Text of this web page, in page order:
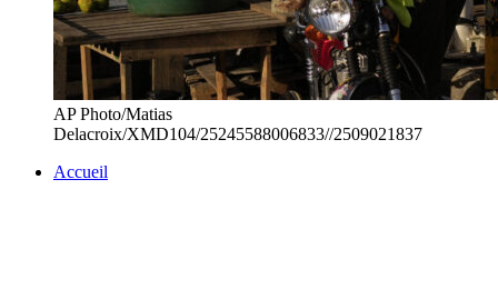
AP Photo/Matias
Delacroix/XMD104/25245588006833//2509021837
Accueil